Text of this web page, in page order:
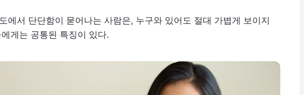
에서 단단함이 묻어나는 사람은, 누구와 있어도 절대 가볍게 보이지
게는 공통된 특징이 있다.